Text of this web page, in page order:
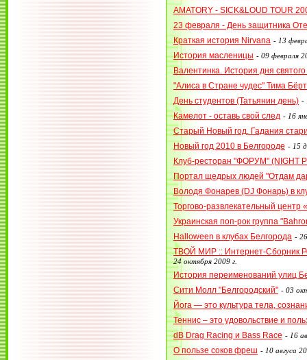
AMATORY - SICK&LOUD TOUR
23 февраля - День защитника
Краткая история Nirvana - 13
История масленицы - 09 февраля
Валентинка. История дня
"Алиса в Стране чудес" Тима
День студентов (Татьянин день) -
Камелот - оставь свой след - 16
Старый Новый год. Гадания
Новый год 2010 в Белгороде - 15
Клуб-ресторан "ФОРУМ" (NIGHT
Портал щедрых людей "Отдам
Володя Фонарев (DJ Фонарь) в
Торгово-развлекательный центр
Украинская поп-рок группа
Halloween в клубах Белгорода -
ТВОЙ МИР :: Интернет-Сборник
24 октября 2009 г.
История переименований улиц
Сити Молл "Белгородский" - 03
Йога — это культура тела,
Теннис – это удовольствие и
dB Drag Racing и Bass Race - 16
О пользе соков фреш - 10 авгуса